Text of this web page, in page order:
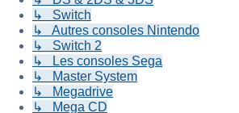
↳ Switch
↳ Autres consoles Nintendo
↳ Switch 2
↳ Les consoles Sega
↳ Master System
↳ Megadrive
↳ Mega CD